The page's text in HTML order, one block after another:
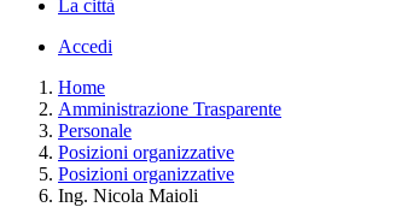
La città
Accedi
Home
Amministrazione Trasparente
Personale
Posizioni organizzative
Posizioni organizzative
Ing. Nicola Maioli